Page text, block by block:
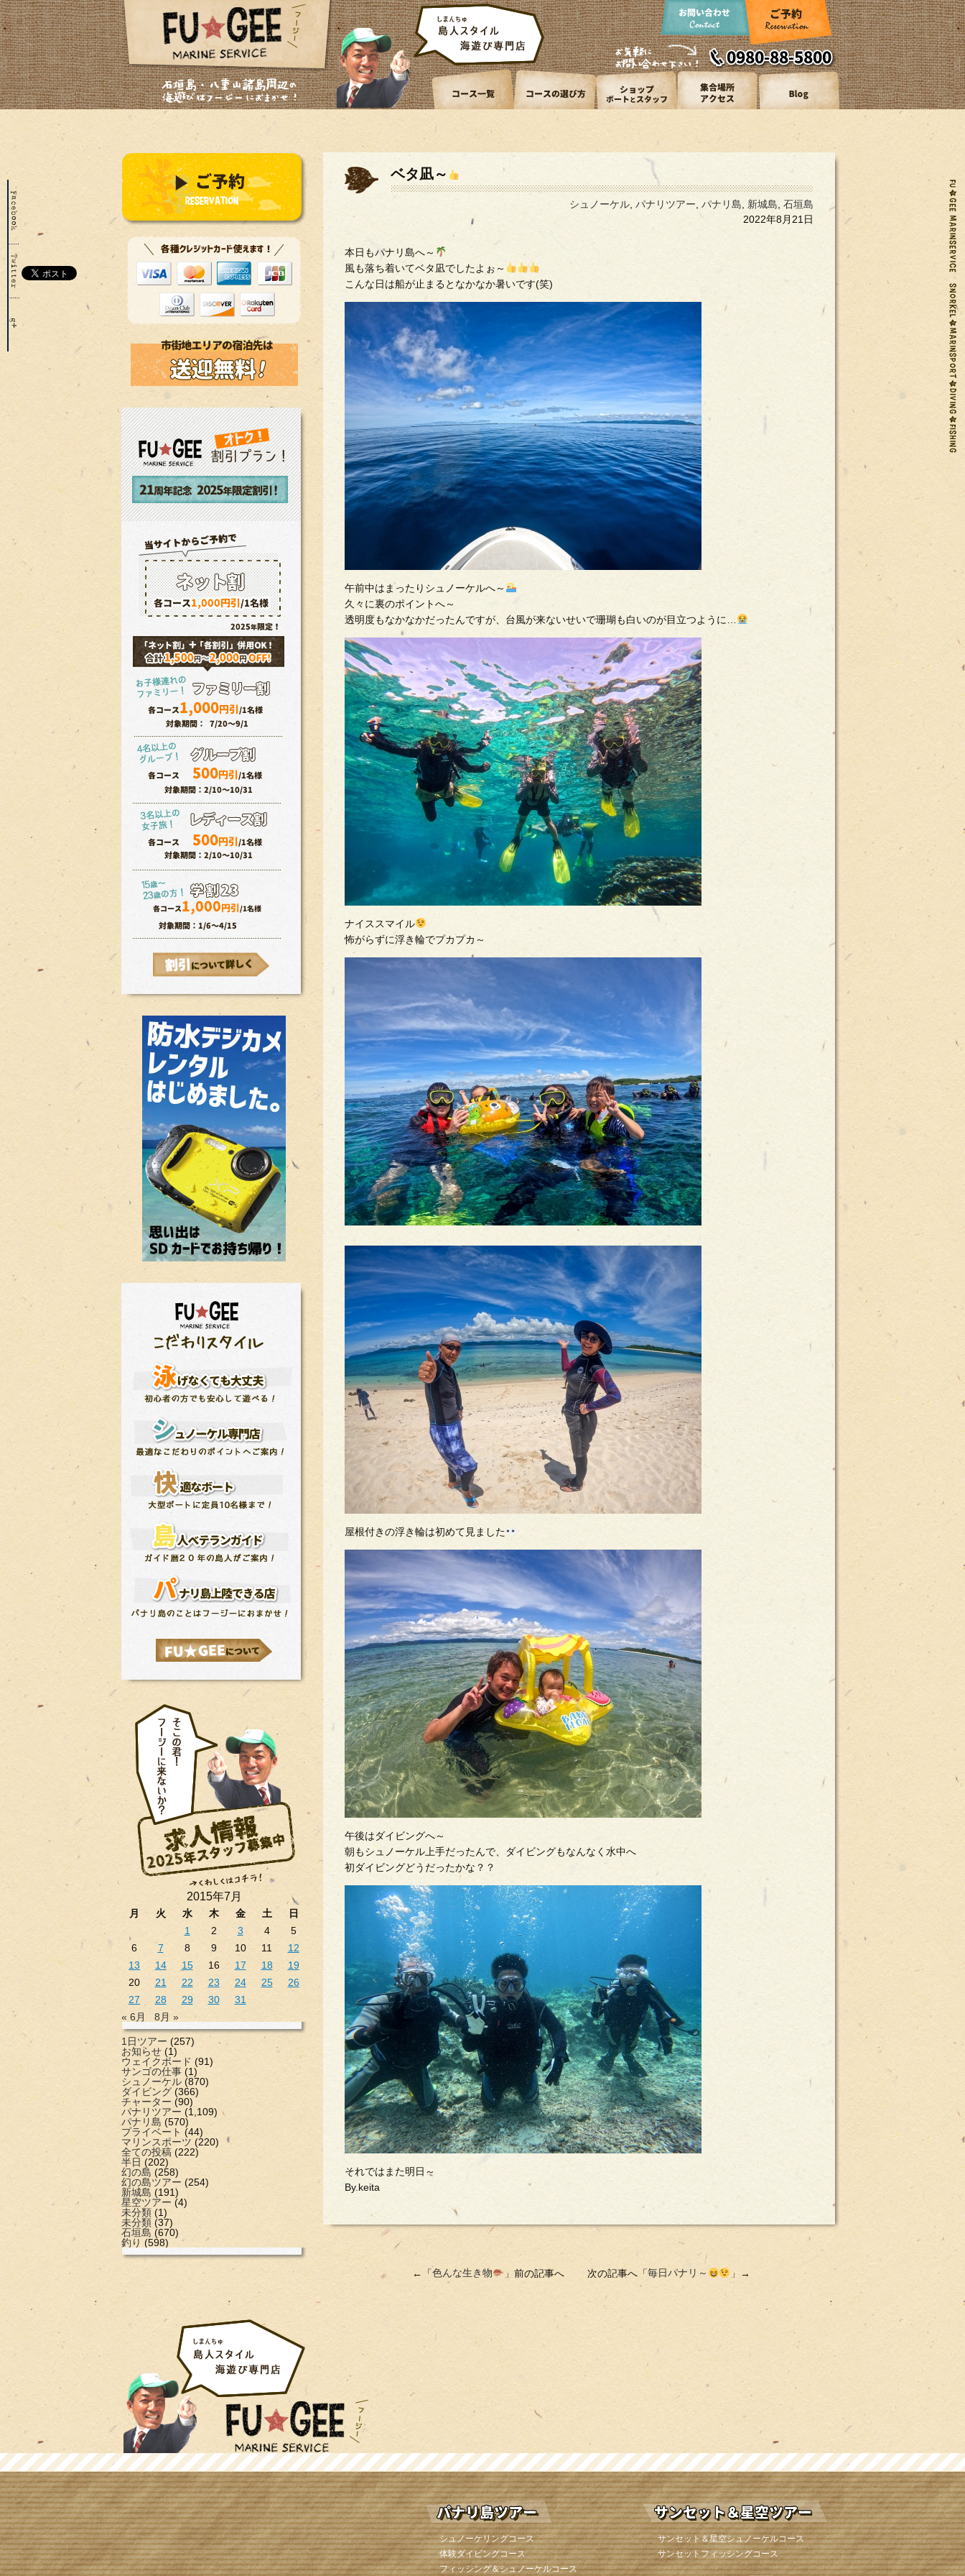
2015年7月
月 火 水 木 金 土
日
1
2 3 4
5
6
7 8 9 10 11
12
13
14 15 16 17 18
19
20
21 22 23 24 25
26
27
28 29 30
31
« 6月
8月 »
1日ツアー (257)
お知らせ (1)
ウェイクボード (91)
サンゴの仕事 (1)
シュノーケル (870)
ダイビング (366)
チャーター (90)
パナリツアー (1,109)
パナリ島 (570)
プライベート (44)
マリンスポーツ (220)
全ての投稿 (222)
半日 (202)
幻の島 (258)
幻の島ツアー (254)
新城島 (191)
星空ツアー (4)
未分類 (1)
未分類 (37)
石垣島 (670)
釣り (598)
ベタ凪～
シュノーケル パナリツアー パナリ島 新城島 石垣島
2022年8月21日
本日もパナリ島へ～
風も落ち着いてベタ凪でしたよぉ～
こんな日は船が止まるとなかなか暑いです(笑)
午前中はまったりシュノーケルへ～
久々に裏のポイントへ～
透明度もなかなかだったんですが、台風が来ないせいで珊瑚も白いのが目立つように…
ナイススマイル
怖がらずに浮き輪でプカプカ～
屋根付きの浮き輪は初めて見ました
午後はダイビングへ～
朝もシュノーケル上手だったんで、ダイビングもなんなく水中へ
初ダイビングどうだったかな？？
それではまた明日～
By.keita
←「色んな生き物 」前の記事へ 次の記事へ「毎日パナリ～ 」→
シュノーケリングコース
体験ダイビングコース
フィッシング＆シュノーケルコース
サンセット＆星空シュノーケルコース
サンセットフィッシングコース